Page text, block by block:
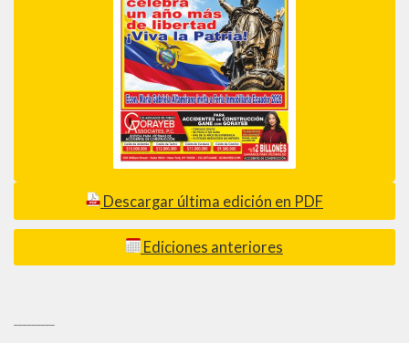
Descargar última edición en PDF
Ediciones anteriores